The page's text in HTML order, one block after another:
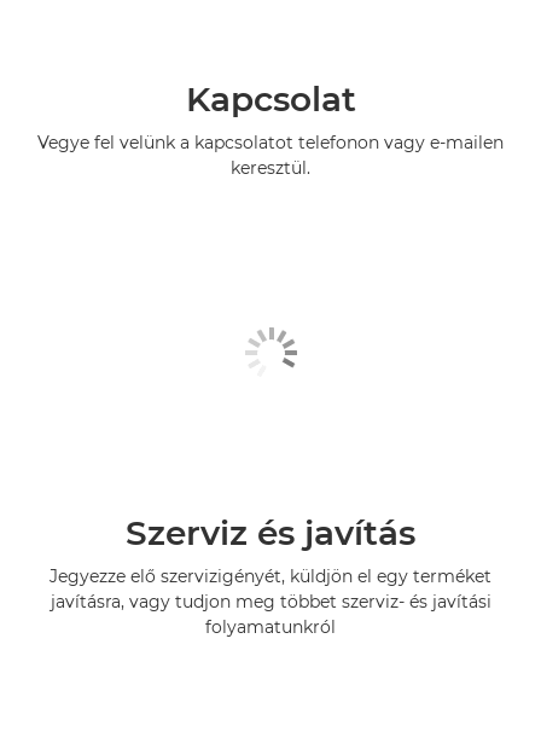
Kapcsolat
Vegye fel velünk a kapcsolatot telefonon vagy e-mailen
keresztül.
Szerviz és javítás
Jegyezze elő szervizigényét, küldjön el egy terméket
javításra, vagy tudjon meg többet szerviz- és javítási
folyamatunkról